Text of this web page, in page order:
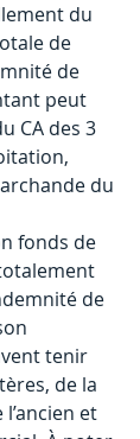
du
de
de
peut
CA des 3
du
fonds de
de
tenir
de la
et